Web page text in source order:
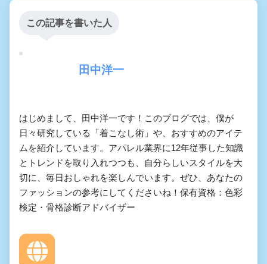
この記事を書いた人
田中洋一
はじめまして、田中洋一です！このブログでは、僕が
日々研究している「着こなし術」や、おすすめのアイテ
ムを紹介しています。アパレル業界に12年従事した知識
とトレンドを取り入れつつも、自分らしいスタイルを大
切に、毎日おしゃれを楽しんでいます。ぜひ、あなたの
ファッションの参考にしてくださいね！保有資格：色彩
検定・骨格診断アドバイザー